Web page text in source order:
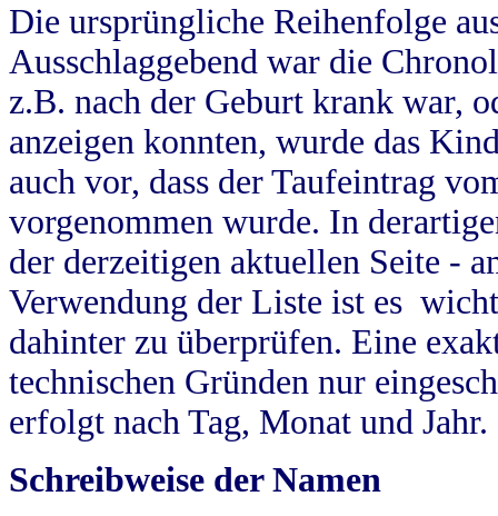
Die ursprüngliche Reihenfolge
Ausschlaggebend war die
z.B. nach der Geburt krank war,
anzeigen konnten, wurde das
auch vor, dass der Taufeintrag
vorgenommen wurde. In
der derzeitigen aktuellen Seite -
Verwendung der Liste ist es
dahinter zu überprüfen. Eine
technischen Gründen nur
erfolgt nach Tag, Monat und Jahr.
Schreibweise der Namen